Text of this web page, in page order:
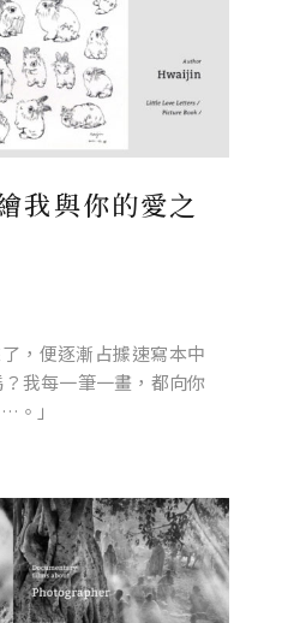
我與你的愛之
，便逐漸占據速寫本中
我每一筆一畫，都向你
。」